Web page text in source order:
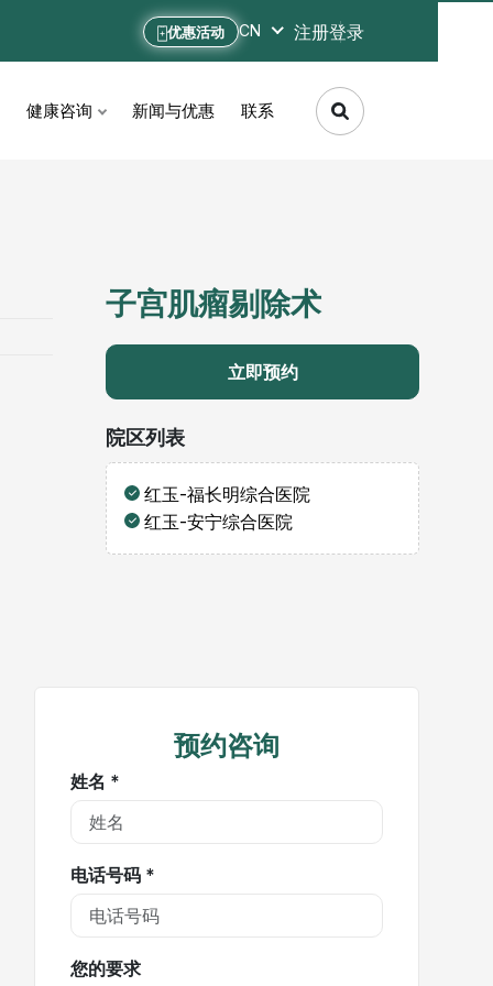
优惠活动 CN 注册登录
健康咨询 新闻与优惠 联系
子宫肌瘤剔除术
立即预约
院区列表
红玉-福长明综合医院
红玉-安宁综合医院
预约咨询
姓名 *
电话号码 *
您的要求